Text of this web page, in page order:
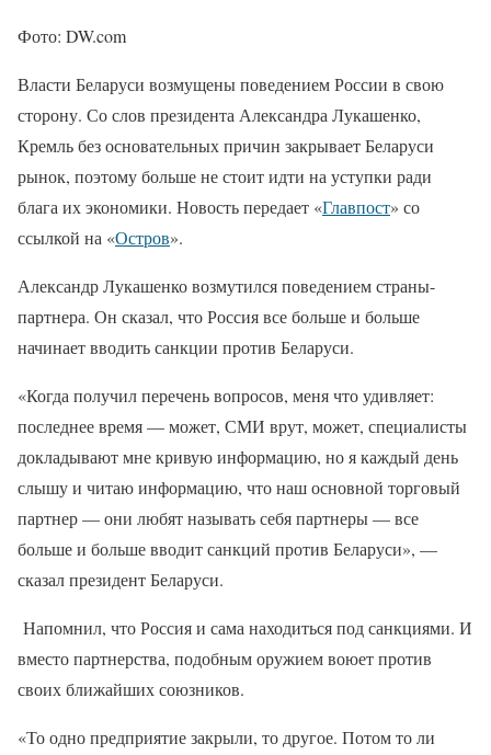
Фото: DW.com
Власти Беларуси возмущены поведением России в свою
сторону. Со слов президента Александра Лукашенко,
Кремль без основательных причин закрывает Беларуси
рынок, поэтому больше не стоит идти на уступки ради
блага их экономики. Новость передает «Главпост» со
ссылкой на «Остров».
Александр Лукашенко возмутился поведением страны-
партнера. Он сказал, что Россия все больше и больше
начинает вводить санкции против Беларуси.
«Когда получил перечень вопросов, меня что удивляет:
последнее время — может, СМИ врут, может, специалисты
докладывают мне кривую информацию, но я каждый день
слышу и читаю информацию, что наш основной торговый
партнер — они любят называть себя партнеры — все
больше и больше вводит санкций против Беларуси», —
сказал президент Беларуси.
Напомнил, что Россия и сама находиться под санкциями. И
вместо партнерства, подобным оружием воюет против
своих ближайших союзников.
«То одно предприятие закрыли, то другое. Потом то ли